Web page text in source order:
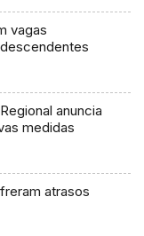
vagas
anuncia
medidas
atrasos